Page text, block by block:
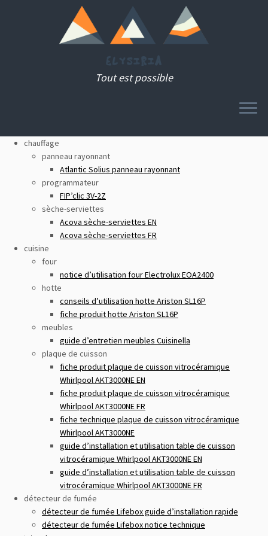
Passer
Tout est possible
MENU
chauffage
panneau rayonnant
Atlantic Solius panneau rayonnant
programmateur
FIP’clic 3V-2Z
sèche-serviettes
Acova sèche-serviettes EN
Acova sèche-serviettes FR
cuisine
four
notice d’utilisation four Electrolux EOA2400
hotte
conseils d’utilisation hotte Ariston SL16P
fiche produit hotte Ariston SL16P
meubles
guide d’entretien meubles Cuisinella
plaque de cuisson
fiche produit plaque de cuisson vitrocéramique
Whirlpool AKT3000NE EN
fiche produit plaque de cuisson vitrocéramique
Whirlpool AKT3000NE FR
fiche technique plaque de cuisson vitrocéramique
Whirlpool AKT3000NE
guide d’installation et utilisation table de cuisson
vitrocéramique Whirlpool AKT3000NE EN
guide d’installation et utilisation table de cuisson
vitrocéramique Whirlpool AKT3000NE FR
détecteur de fumée
détecteur de fumée Lifebox guide d’installation rapide
détecteur de fumée Lifebox notice technique